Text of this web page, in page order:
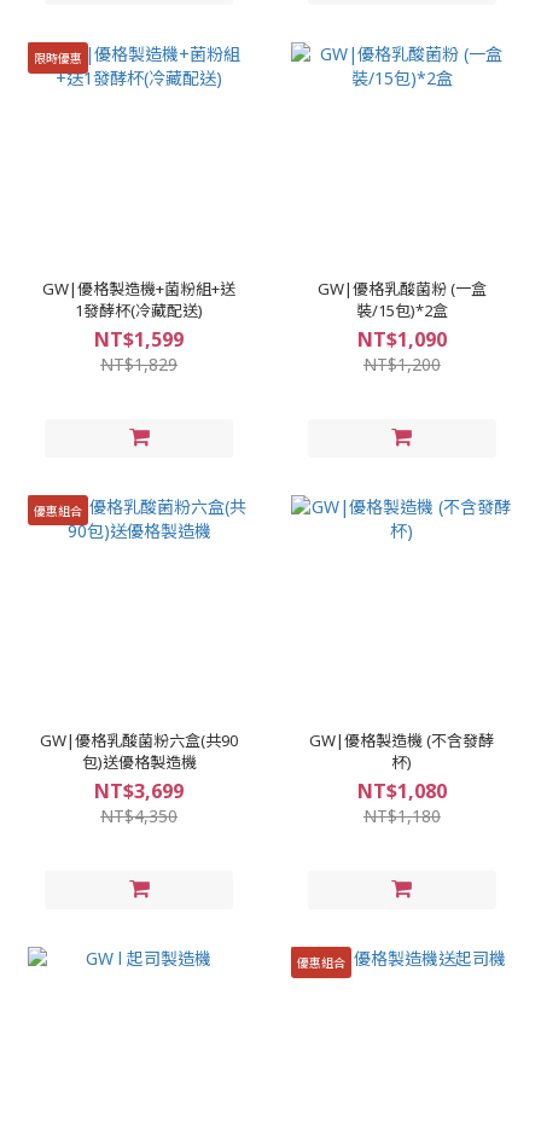
限時優惠
GW|優格製造機+菌粉組+送
1發酵杯(冷藏配送)
NT$1,599
NT$1,829
GW|優格乳酸菌粉 (一盒
裝/15包)*2盒
NT$1,090
NT$1,200
優惠組合
GW|優格乳酸菌粉六盒(共90
包)送優格製造機
NT$3,699
NT$4,350
GW|優格製造機 (不含發酵
杯)
NT$1,080
NT$1,180
優惠組合